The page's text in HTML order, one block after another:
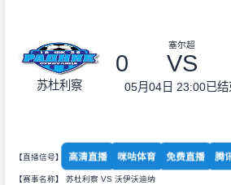
苏杜利察
塞尔超
0 VS
05月04日 23:00已结
【直播信号】 高清直播 咪咕体育 免费直播 腾
【赛事名称】 苏杜利察 VS 沃伊沃迪纳